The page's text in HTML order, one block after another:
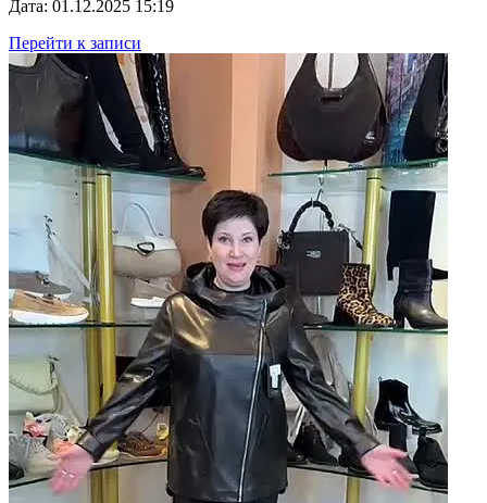
Дата: 01.12.2025 15:19
Перейти к записи